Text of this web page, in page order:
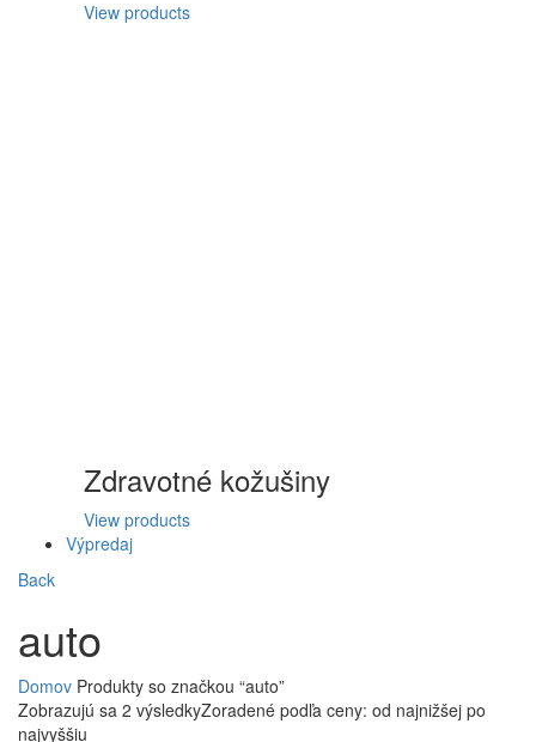
View products
Zdravotné kožušiny
View products
Výpredaj
Back
auto
Domov Produkty so značkou “auto”
Zobrazujú sa 2 výsledkyZoradené podľa ceny: od najnižšej po
najvyššiu